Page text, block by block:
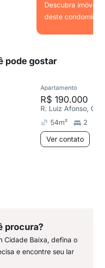
Descubra imóveis
deste condomínio.
pode gostar
Apartamento
R$ 190.000
R. Luiz Afonso,
54m²
2
Ver contato
procura?
Cidade Baixa, defina o
e encontre seu lar